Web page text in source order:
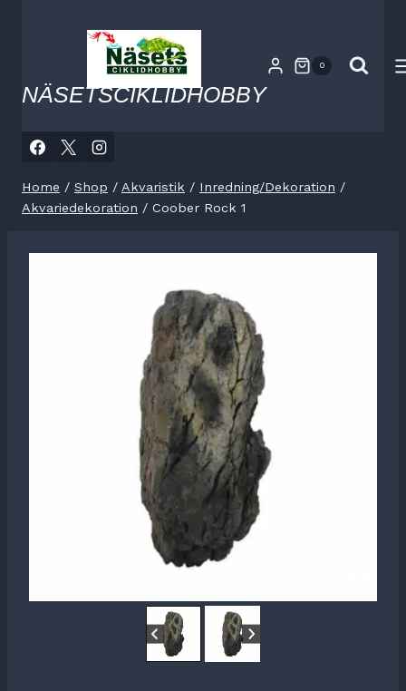
NÄSETSCIKLIDHOBBY
0
Home / Shop / Akvaristik / Inredning/Dekoration /
Akvariedekoration / Coober Rock 1